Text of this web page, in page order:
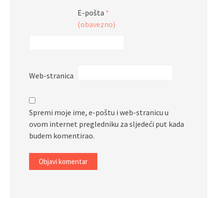
E-pošta *
(obavezno)
Web-stranica
Spremi moje ime, e-poštu i web-stranicu u
ovom internet pregledniku za sljedeći put kada
budem komentirao.